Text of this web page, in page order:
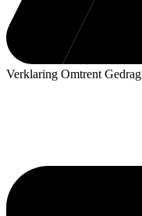
Verklaring Omtrent Gedrag